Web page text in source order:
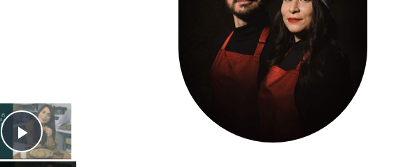
×
Play Video